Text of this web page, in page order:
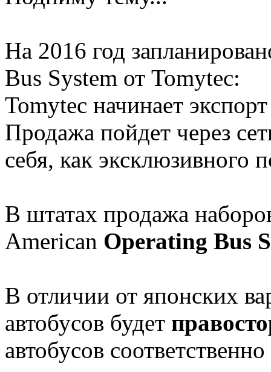
На 2016 год
Bus System от Tomytec:
Tomytec начинает
Продажа пойдет через
себя, как эксклюзивного
В штатах продажа
American Operating Bus
В отличии от японских
автобусов будет
автобусов